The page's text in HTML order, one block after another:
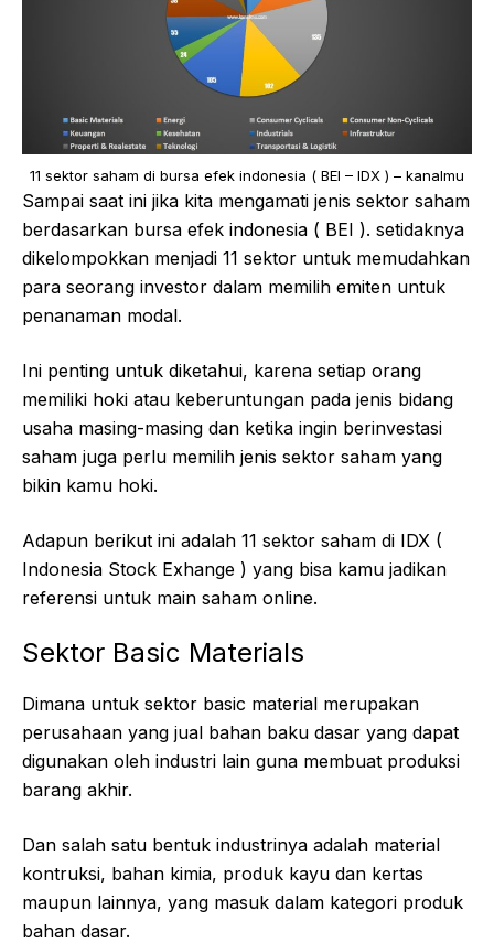
11 sektor saham di bursa efek indonesia ( BEI – IDX ) – kanalmu
Sampai saat ini jika kita mengamati jenis sektor saham
berdasarkan bursa efek indonesia ( BEI ). setidaknya
dikelompokkan menjadi 11 sektor untuk memudahkan
para seorang investor dalam memilih emiten untuk
penanaman modal.
Ini penting untuk diketahui, karena setiap orang
memiliki hoki atau keberuntungan pada jenis bidang
usaha masing-masing dan ketika ingin berinvestasi
saham juga perlu memilih jenis sektor saham yang
bikin kamu hoki.
Adapun berikut ini adalah 11 sektor saham di IDX (
Indonesia Stock Exhange ) yang bisa kamu jadikan
referensi untuk main saham online.
Sektor Basic Materials
Dimana untuk sektor basic material merupakan
perusahaan yang jual bahan baku dasar yang dapat
digunakan oleh industri lain guna membuat produksi
barang akhir.
Dan salah satu bentuk industrinya adalah material
kontruksi, bahan kimia, produk kayu dan kertas
maupun lainnya, yang masuk dalam kategori produk
bahan dasar.